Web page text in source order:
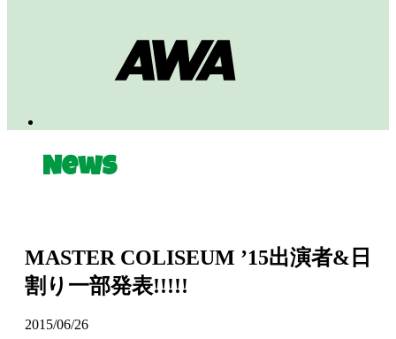
News
MASTER COLISEUM ’15出演者&日
割り一部発表!!!!!
2015/06/26